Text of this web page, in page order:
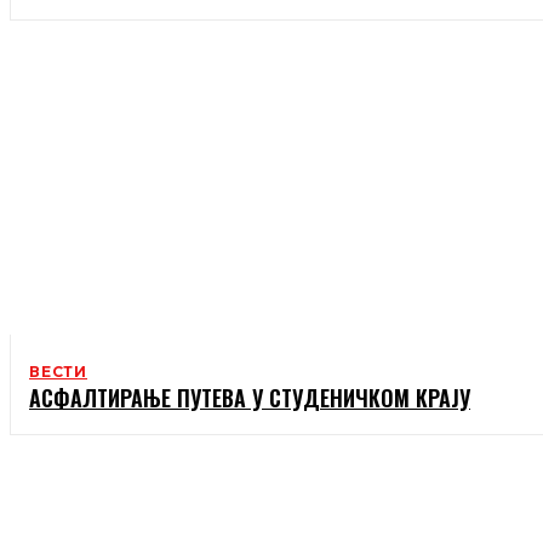
ВЕСТИ
АСФАЛТИРАЊЕ ПУТЕВА У СТУДЕНИЧКОМ КРАЈУ